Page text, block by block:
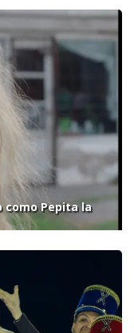
como Pepita la